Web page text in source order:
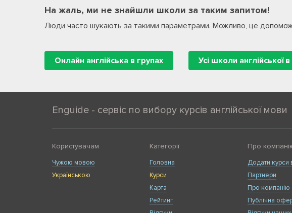
На жаль, ми не знайшли школи за таким запитом!
Люди часто шукають за такими параметрами. Можливо, це
Онлайн англійська в групах Усі школи англійської
Enguide - сервіс по вибору курсів англійської мови
Користувачам
Чужою мовою
Українською
Категорії
Головна
Курси
Карта
Рейтинг
Про
Додати курси
Партнери
Про компанію
Публічна